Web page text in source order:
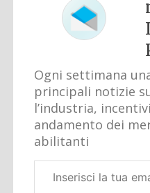
Ogni settimana
principali notizie
l’industria,
andamento dei
abilitanti
aziendale